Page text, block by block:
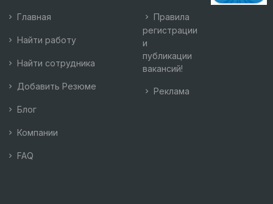
Главная
Найти работу
Найти сотрудника
Добавить Резюме
Блог
Компании
FAQ
Правила
регистрации
и
публикации
вакансий!
Реклама